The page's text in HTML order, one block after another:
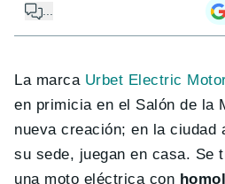
...
La marca Urbet Electric
en primicia en el Salón de la
nueva creación; en la ciudad
su sede, juegan en casa. Se
una moto eléctrica con